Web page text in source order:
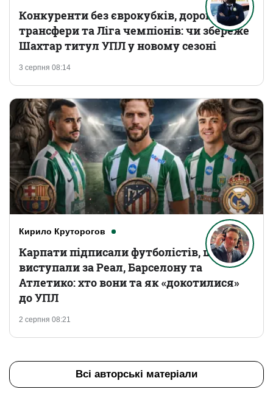
3 серпня 08:14
Конкуренти без єврокубків, дорогі
трансфери та Ліга чемпіонів: чи збереже
Шахтар титул УПЛ у новому сезоні
Кирило Круторогов
2 серпня 08:21
Карпати підписали футболістів, що
виступали за Реал, Барселону та
Атлетико: хто вони та як «докотилися»
до УПЛ
Всі авторські матеріали